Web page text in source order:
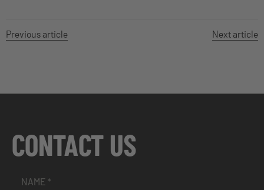
Previous article Next article
CONTACT US